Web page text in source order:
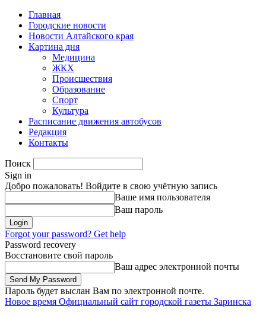
Главная
Городские новости
Новости Алтайского края
Картина дня
Медицина
ЖКХ
Происшествия
Образование
Спорт
Культура
Расписание движения автобусов
Редакция
Контакты
Поиск
Sign in
Добро пожаловать! Войдите в свою учётную запись
Ваше имя пользователя
Ваш пароль
Forgot your password? Get help
Password recovery
Восстановите свой пароль
Ваш адрес электронной почты
Пароль будет выслан Вам по электронной почте.
Новое время Официальный сайт городской газеты Заринска